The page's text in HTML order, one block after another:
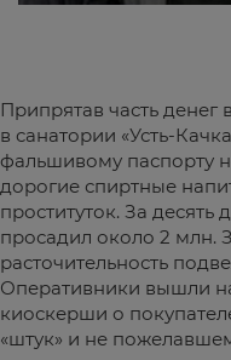
Припрятав часть денег
в санатории «Усть-
фальшивому паспорту
дорогие спиртные
проституток. За
просадил около 2 млн.
расточительность
Оперативники вышли
киоскерши о
«штук» и не